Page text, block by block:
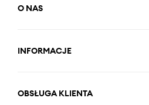
O NAS
INFORMACJE
OBSŁUGA KLIENTA